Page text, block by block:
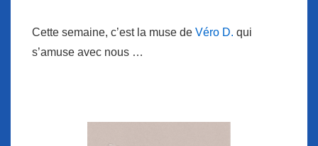
Cette semaine, c’est la muse de Véro D. qui
s’amuse avec nous …